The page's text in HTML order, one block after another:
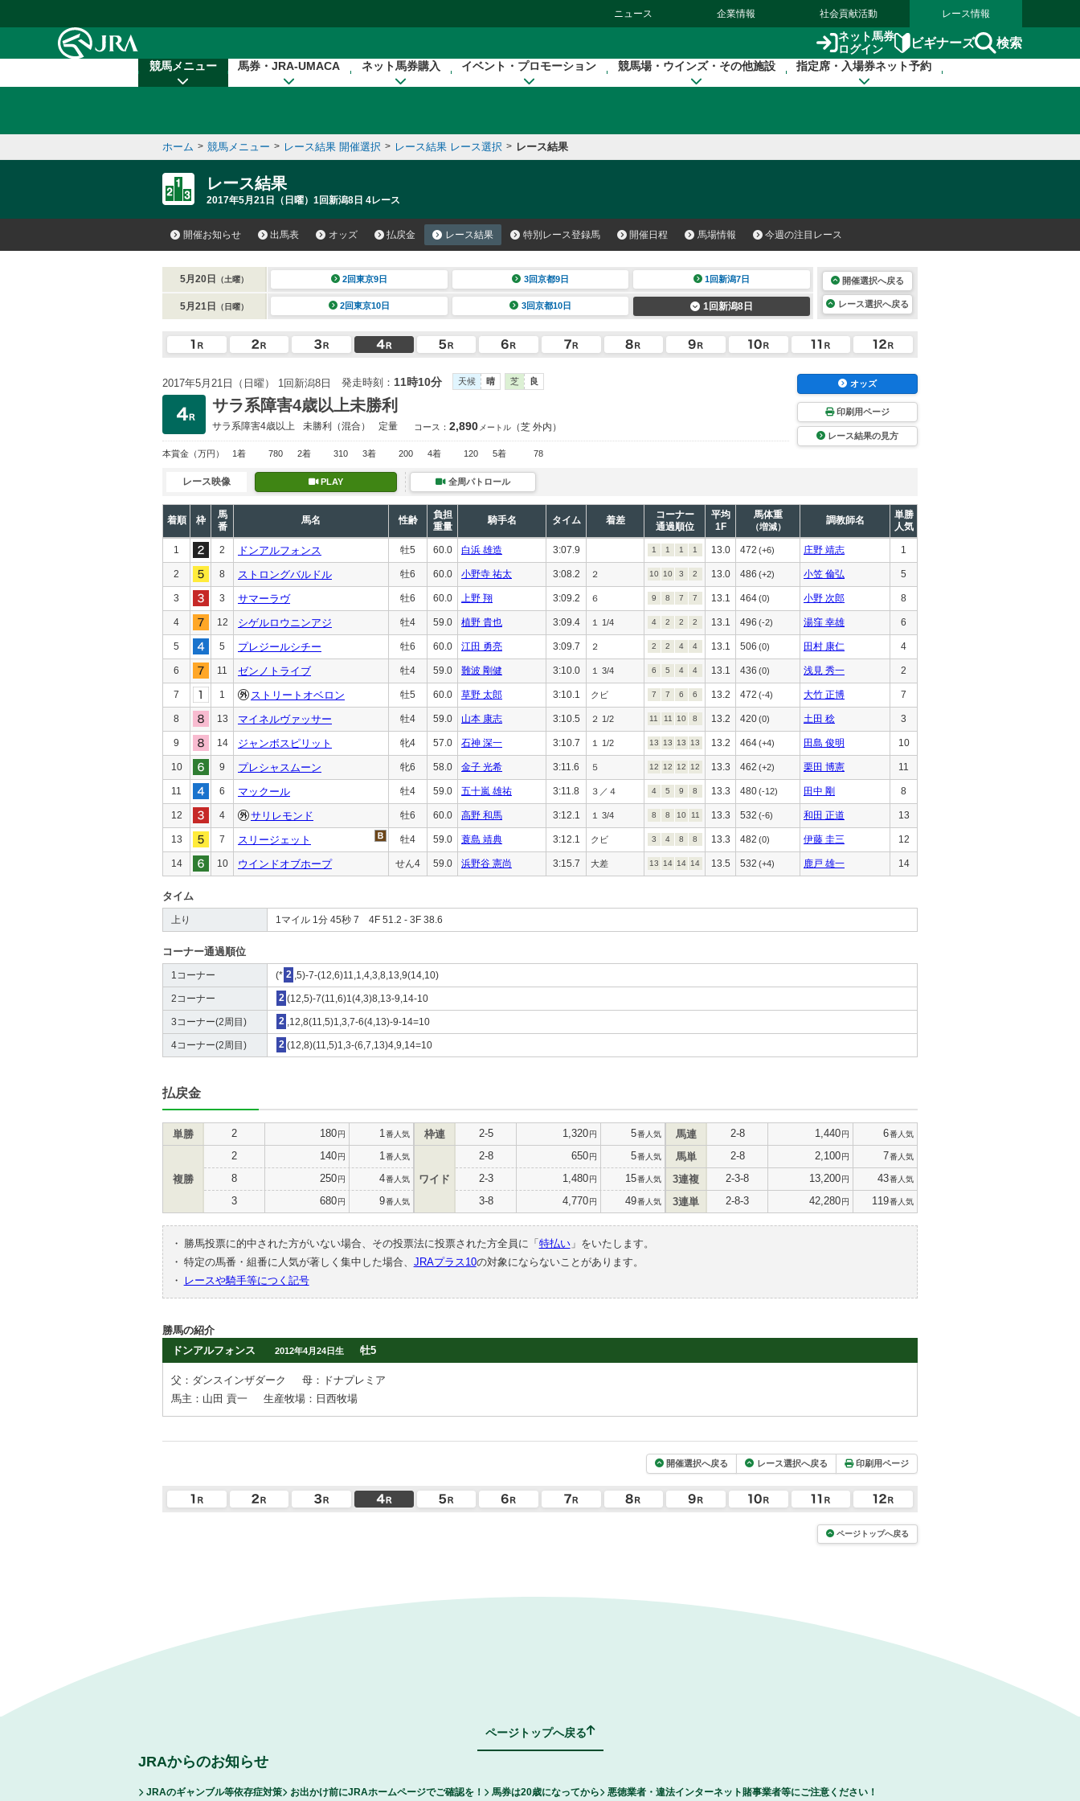
ニュース 企業情報 社会貢献活動 レース情報
ネット馬券
ログイン
ビギナーズ 検索
競馬メニュー 馬券・JRA-UMACA ネット馬券購入 イベント・プロモーション 競馬場・ウインズ・その他施設 指定席・入場券ネット予約
ホーム > 競馬メニュー > レース結果 開催選択 > レース結果 レース選択 > レース結果
レース結果
2017年5月21日（日曜）1回新潟8日 4レース
開催お知らせ 出馬表 オッズ 払戻金 レース結果 特別レース登録馬 開催日程 馬場情報 今週の注目レース
5月20日 （土曜） 2回東京9日 3回京都9日 1回新潟7日
5月21日 （日曜） 2回東京10日 3回京都10日 1回新潟8日
開催選択へ戻る
レース選択へ戻る
2017年5月21日（日曜） 1回新潟8日 発走時刻： 11時10分 天候 晴 芝 良
サラ系障害4歳以上未勝利
サラ系障害4歳以上 未勝利 （混合） 定量 コース： 2,890 メートル （芝 外内）
本賞金 （万円） 1着 780 2着 310 3着 200 4着 120 5着 78
オッズ
印刷用ページ
レース結果の見方
レース映像 PLAY 全周パトロール
着順 枠
馬
番
馬名 性齢
負担
重量
騎手名 タイム 着差
コーナー
通過順位
平均
1F
馬体重
（増減）
調教師名
単勝
人気
1 2 ドンアルフォンス 牡5 60.0 白浜 雄造 3:07.9 1 1 1 1 13.0 472 (+6) 庄野 靖志 1
2 8 ストロングバルドル 牡6 60.0 小野寺 祐太 3:08.2 ２ 10 10 3 2 13.0 486 (+2) 小笠 倫弘 5
3 3 サマーラヴ 牡6 60.0 上野 翔 3:09.2 ６ 9 8 7 7 13.1 464(0) 小野 次郎 8
4 12 シゲルロウニンアジ 牡4 59.0 植野 貴也 3:09.4 １ 1/4 4 2 2 2 13.1 496 (-2) 湯窪 幸雄 6
5 5 プレジールシチー 牡6 60.0 江田 勇亮 3:09.7 ２ 2 2 4 4 13.1 506 (0) 田村 康仁 4
6 11 ゼンノトライブ 牡4 59.0 難波 剛健 3:10.0 １ 3/4 6 5 4 4 13.1 436 (0) 浅見 秀一 2
7 1 ストリートオベロン 牡5 60.0 草野 太郎 3:10.1 クビ 7 7 6 6 13.2 472 (-4) 大竹 正博 7
8 13 マイネルヴァッサー 牡4 59.0 山本 康志 3:10.5 ２ 1/2 11 11 10 8 13.2 420(0) 土田 稔 3
9 14 ジャンボスピリット 牝4 57.0 石神 深一 3:10.7 １ 1/2 13 13 13 13 13.2 464(+4) 田島 俊明 10
10 9 プレシャスムーン 牝6 58.0 金子 光希 3:11.6 ５ 12 12 12 12 13.3 462 (+2) 栗田 博憲 11
11 6 マックール 牡4 59.0 五十嵐 雄祐 3:11.8 ３／４ 4 5 9 8 13.3 480(-12) 田中 剛 8
12 4 サリレモンド 牡6 60.0 高野 和馬 3:12.1 １ 3/4 8 8 10 11 13.3 532 (-6) 和田 正道 13
13 7 スリージェット 牡4 59.0 蓑島 靖典 3:12.1 クビ 3 4 8 8 13.3 482 (0) 伊藤 圭三 12
14 10 ウインドオブホープ せん4 59.0 浜野谷 憲尚 3:15.7 大差 13 14 14 14 13.5 532 (+4) 鹿戸 雄一 14
タイム
上り 1マイル 1分 45秒 7 4F 51.2 - 3F 38.6
コーナー通過順位
1コーナー (* 2 ,5)-7-(12,6)11,1,4,3,8,13,9(14,10)
2コーナー 2 (12,5)-7(11,6)1(4,3)8,13-9,14-10
3コーナー(2周目) 2 ,12,8(11,5)1,3,7-6(4,13)-9-14=10
4コーナー(2周目) 2 (12,8)(11,5)1,3-(6,7,13)4,9,14=10
払戻金
単勝 2 180円 1 番人気
複勝
2 140円 1 番人気
8 250円 4番人気
3 680円 9番人気
枠連 2-5 1,320円 5番人気
ワイド
2-8 650円 5番人気
2-3 1,480円 15番人気
3-8 4,770円 49番人気
馬連 2-8 1,440円 6番人気
馬単 2-8 2,100円 7番人気
3連複 2-3-8 13,200円 43番人気
3連単 2-8-3 42,280円 119番人気
・ 勝馬投票に的中された方がいない場合、その投票法に投票された方全員に「 特払い」をいたします。
・ 特定の馬番・組番に人気が著しく集中した場合、 JRAプラス10の対象にならないことがあります。
・
レースや騎手等につく記号
勝馬の紹介
ドンアルフォンス
2012年4月24日生 牡5
父：ダンスインザダーク
母：ドナプレミア
馬主：山田 貢一
生産牧場：日西牧場
開催選択へ戻る レース選択へ戻る 印刷用ページ
ページトップへ戻る
ページトップへ戻る
JRAからのお知らせ
JRAのギャンブル等依存症対策 お出かけ前にJRAホームページでご確認を！ 馬券は20歳になってから 悪徳業者・違法インターネット賭事業者等にご注意ください！